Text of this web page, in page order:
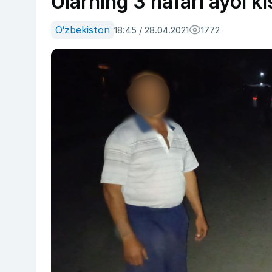
O‘zbekiston 18:45 / 28.04.2021 1772